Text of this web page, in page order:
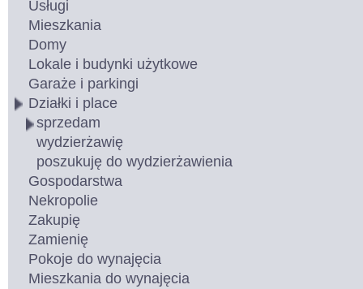
Usługi
Mieszkania
Domy
Lokale i budynki użytkowe
Garaże i parkingi
Działki i place
sprzedam
wydzierżawię
poszukuję do wydzierżawienia
Gospodarstwa
Nekropolie
Zakupię
Zamienię
Pokoje do wynajęcia
Mieszkania do wynajęcia